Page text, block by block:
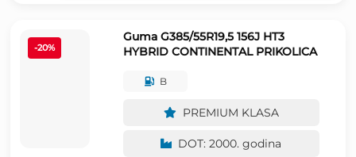
-20%
Guma G385/55R19,5 156J HT3
HYBRID CONTINENTAL PRIKOLICA
B
PREMIUM KLASA
DOT: 2000. godina